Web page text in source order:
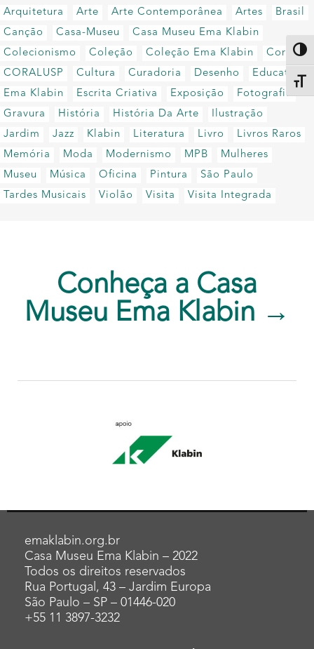
Arquitetura Arte Arte Contemporânea Artes
Brasil
Canção
Casa-Museu
Casa Museu Ema Klabin
Colecionismo
Coleção Coleção Ema Klabin
Coral
CORALUSP
Cultura Curadoria Desenho
Educativo
Ema Klabin
Escrita Criativa Exposição
Fotografia
Gravura
História História Da Arte
Ilustração
Jardim
Jazz Klabin Literatura Livro
Livros Raros
Memória
Moda Modernismo MPB
Mulheres
Museu
Música Oficina Pintura
São Paulo
Tardes Musicais
Violão Visita Visita Integrada
Conheça a Casa
Museu Ema Klabin →
emaklabin.org.br
Casa Museu Ema Klabin – 2022
Todos os direitos reservados
Rua Portugal, 43 – Jardim Europa
São Paulo – SP – 01446-020
+55 11 3897-3232